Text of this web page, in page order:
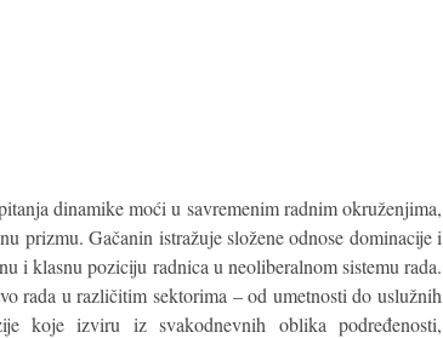
dinamike moći u savremenim radnim okruženjima,
prizmu. Gačanin istražuje složene odnose dominacije i
i klasnu poziciju radnica u neoliberalnom sistemu rada.
rada u različitim sektorima – od umetnosti do uslužnih
koje izviru iz svakodnevnih oblika podređenosti,